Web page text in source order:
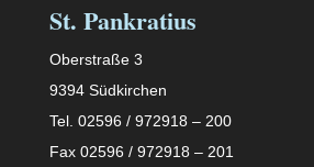
St. Pankratius
Oberstraße 3
9394 Südkirchen
Tel. 02596 / 972918 – 200
Fax 02596 / 972918 – 201